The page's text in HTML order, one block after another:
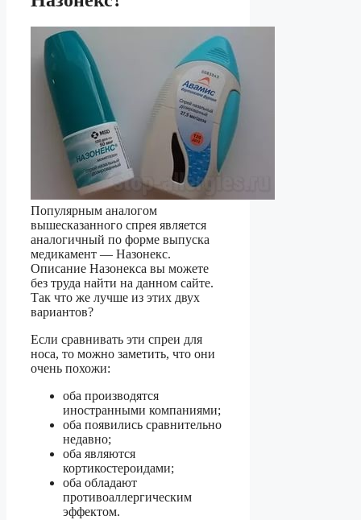
Популярным аналогом
вышесказанного спрея является
аналогичный по форме выпуска
медикамент — Назонекс.
Описание Назонекса вы можете
без труда найти на данном сайте.
Так что же лучше из этих двух
вариантов?
Если сравнивать эти спреи для
носа, то можно заметить, что они
очень похожи:
оба производятся
иностранными компаниями;
оба появились сравнительно
недавно;
оба являются
кортикостероидами;
оба обладают
противоаллергическим
эффектом.